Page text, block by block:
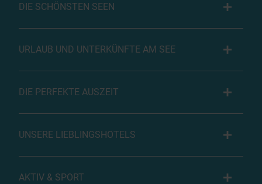
DIE SCHÖNSTEN SEEN
URLAUB UND UNTERKÜNFTE AM SEE
DIE PERFEKTE AUSZEIT
UNSERE LIEBLINGSHOTELS
AKTIV & SPORT